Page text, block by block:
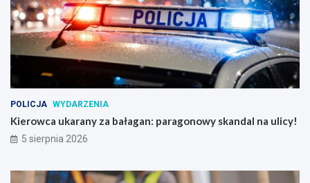
POLICJA WYDARZENIA
Kierowca ukarany za bałagan: paragonowy skandal na ulicy!
5 sierpnia 2026